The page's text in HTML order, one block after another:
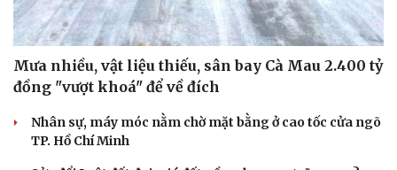
Doanh nghiệp
Thông tin doanh nghiệp
Doanh nghiệp 24h
Công nghệ
Tin Công nghệ
Mưa nhiều, vật liệu thiếu, sân bay Cà Mau 2.400 tỷ
đồng "vượt khoá" để về đích
Nhân sự, máy móc nằm chờ mặt bằng ở cao tốc cửa ngõ
TP. Hồ Chí Minh